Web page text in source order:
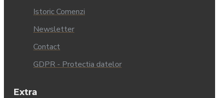
Istoric Comenzi
Newsletter
Contact
GDPR - Protectia datelor
Extra